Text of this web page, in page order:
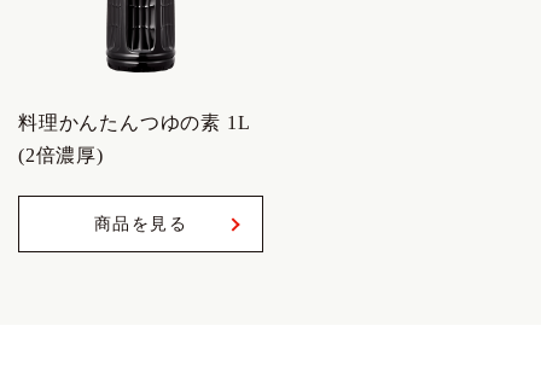
料理かんたんつゆの素 1L
(2倍濃厚)
商品を見る